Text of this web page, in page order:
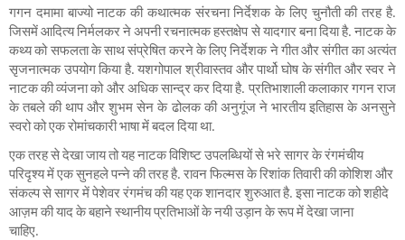
गगन दमामा बाज्यो नाटक की कथात्मक संरचना निर्देशक के लिए चुनौती की तरह है.
जिसमें आदित्य निर्मलकर ने अपनी रचनात्मक हस्तक्षेप से यादगार बना दिया है. नाटक के
कथ्य को सफलता के साथ संप्रेषित करने के लिए निर्देशक ने गीत और संगीत का अत्यंत
सृजनात्मक उपयोग किया है. यशगोपाल श्रीवास्तव और पार्थो घोष के संगीत और स्वर ने
नाटक की व्यंजना को और अधिक सान्द्र कर दिया है. प्रतिभाशाली कलाकार गगन राज
के तबले की थाप और शुभम सेन के ढोलक की अनुगूंज ने भारतीय इतिहास के अनसुने
स्वरो को एक रोमांचकारी भाषा में बदल दिया था.
एक तरह से देखा जाय तो यह नाटक विशिष्ट उपलब्धियों से भरे सागर के रंगमंचीय
परिदृश्य में एक सुनहले पन्ने की तरह है. रावन फिल्मस के रिशांक तिवारी की कोशिश और
संकल्प से सागर में पेशेवर रंगमंच की यह एक शानदार शुरुआत है. इसा नाटक को शहीदे
आज़म की याद के बहाने स्थानीय प्रतिभाओं के नयी उड़ान के रूप में देखा जाना
चाहिए.